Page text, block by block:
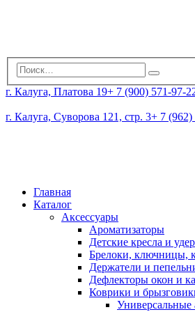
г. Калуга, Платова 19+ 7 (900) 571-97-
г. Калуга, Суворова 121, стр. 3+ 7 (962)
Главная
Каталог
Аксессуары
Ароматизаторы
Детские кресла и
Брелоки, ключницы,
Держатели и
Дефлекторы окон и
Коврики и